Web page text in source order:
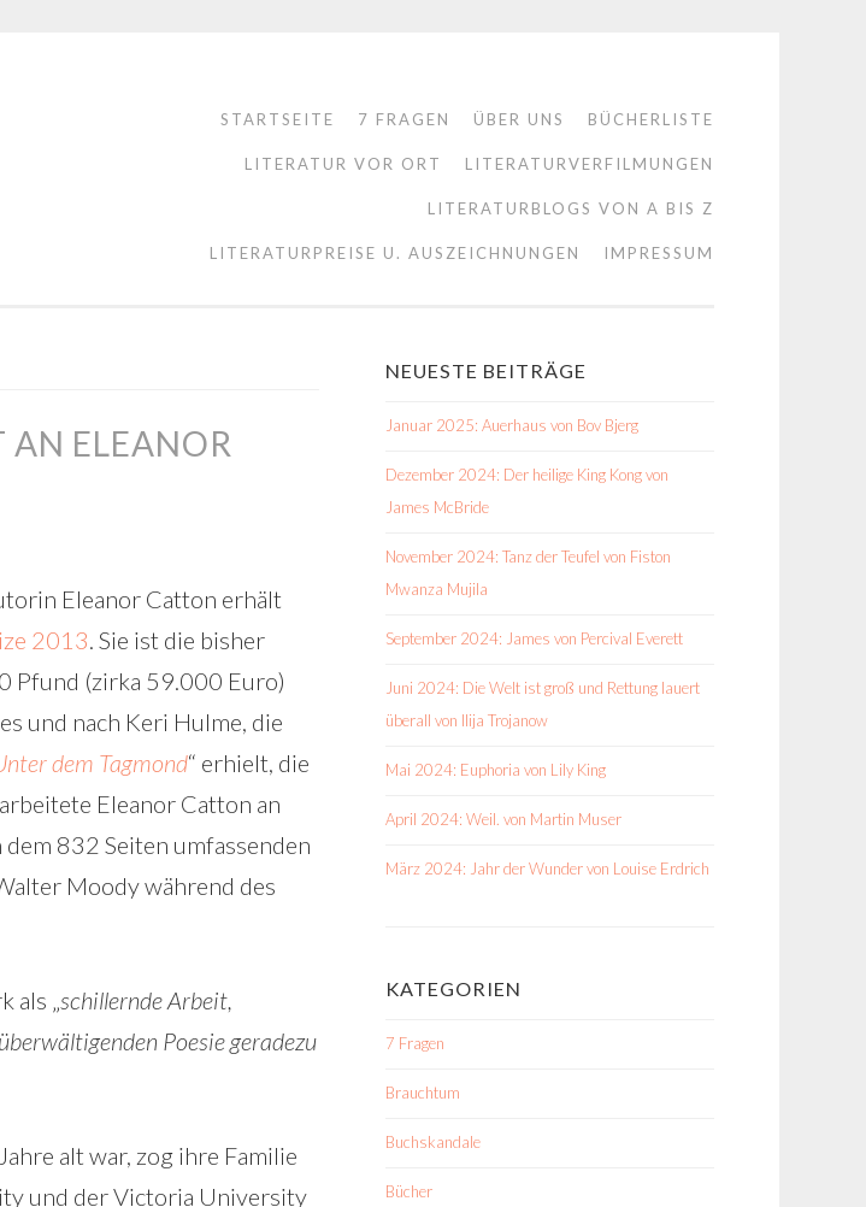
STARTSEITE 7 FRAGEN ÜBER UNS BÜCHERLISTE
LITERATUR VOR ORT LITERATURVERFILMUNGEN
LITERATURBLOGS VON A BIS Z
LITERATURPREISE U. AUSZEICHNUNGEN IMPRESSUM
ELEANOR
Eleanor Catton erhält
2013. Sie ist die bisher
Pfund (zirka 59.000 Euro)
und nach Keri Hulme, die
dem Tagmond“ erhielt, die
Eleanor Catton an
dem 832 Seiten umfassenden
Moody während des
als „schillernde Arbeit,
Poesie geradezu
alt war, zog ihre Familie
und der Victoria University
NEUESTE BEITRÄGE
Januar 2025: Auerhaus von Bov Bjerg
Dezember 2024: Der heilige King Kong von
James McBride
November 2024: Tanz der Teufel von Fiston
Mwanza Mujila
September 2024: James von Percival Everett
Juni 2024: Die Welt ist groß und Rettung lauert
überall von Ilija Trojanow
Mai 2024: Euphoria von Lily King
April 2024: Weil. von Martin Muser
März 2024: Jahr der Wunder von Louise Erdrich
KATEGORIEN
7 Fragen
Brauchtum
Buchskandale
Bücher